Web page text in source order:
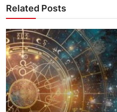
Related Posts